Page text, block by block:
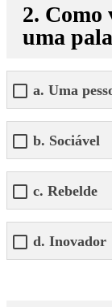
2. Como
uma
a. Uma
b. Sociável
c. Rebelde
d. Inovador